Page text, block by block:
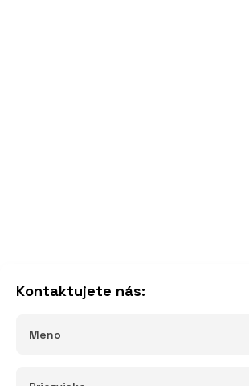
Kontaktujete nás: